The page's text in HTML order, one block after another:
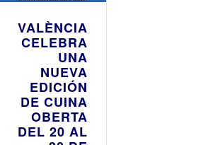
VALÈNCIA
CELEBRA
UNA
NUEVA
EDICIÓN
DE CUINA